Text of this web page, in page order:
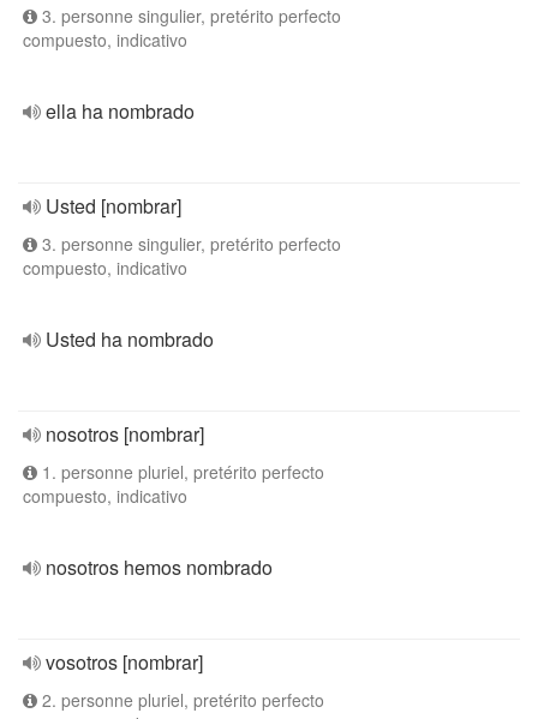
3. personne singulier, pretérito perfecto
compuesto, indicativo
ella ha nombrado
Usted [nombrar]
3. personne singulier, pretérito perfecto
compuesto, indicativo
Usted ha nombrado
nosotros [nombrar]
1. personne pluriel, pretérito perfecto
compuesto, indicativo
nosotros hemos nombrado
vosotros [nombrar]
2. personne pluriel, pretérito perfecto